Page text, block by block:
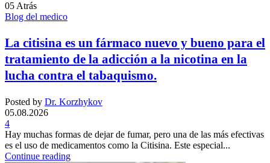
05 Atrás
Blog del medico
La citisina es un fármaco nuevo y bueno para el
tratamiento de la adicción a la nicotina en la
lucha contra el tabaquismo.
Posted by Dr. Korzhykov
05.08.2026
4
Hay muchas formas de dejar de fumar, pero una de las más efectivas
es el uso de medicamentos como la Citisina. Este especial...
Continue reading